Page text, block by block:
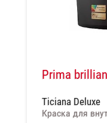
Prima
Ticiana Deluxe
Краска для